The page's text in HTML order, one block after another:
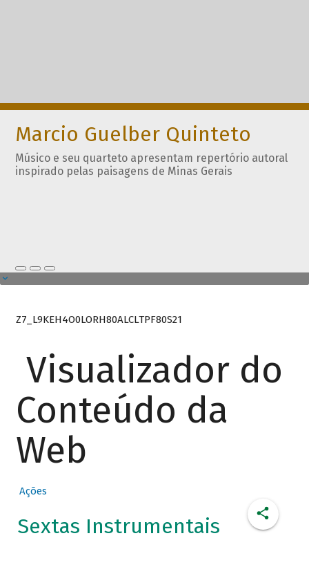
Marcio Guelber Quinteto
Músico e seu quarteto apresentam repertório autoral
inspirado pelas paisagens de Minas Gerais
Z7_L9KEH4O0LORH80ALCLTPF80S21
Visualizador do
Conteúdo da
Web
Ações
Sextas Instrumentais